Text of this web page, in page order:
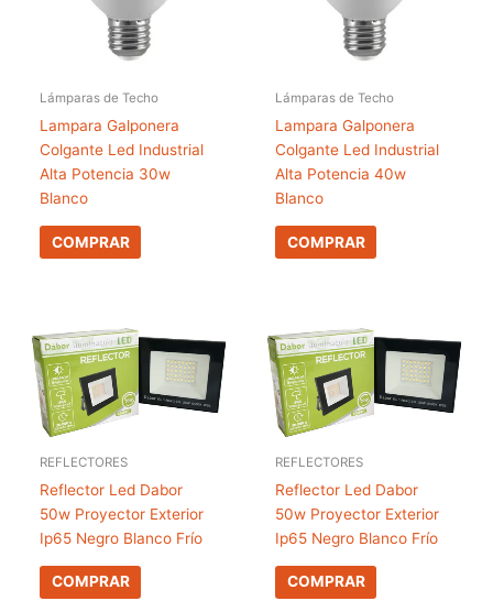
Lámparas de Techo
Lampara Galponera
Colgante Led Industrial
Alta Potencia 30w
Blanco
COMPRAR
Lámparas de Techo
Lampara Galponera
Colgante Led Industrial
Alta Potencia 40w
Blanco
COMPRAR
REFLECTORES
Reflector Led Dabor
50w Proyector Exterior
Ip65 Negro Blanco Frío
COMPRAR
REFLECTORES
Reflector Led Dabor
50w Proyector Exterior
Ip65 Negro Blanco Frío
COMPRAR